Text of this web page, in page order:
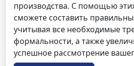
производства. С помощью
сможете составить
учитывая все необходимые
формальности, а также
успешное рассмотрение